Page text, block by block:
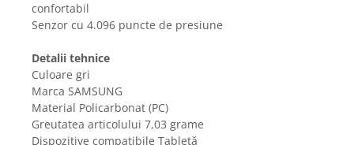
Imbracaminte barbati
Imbracaminte femei
Imbracaminte si Incaltaminte copii
Incaltaminte barbati
Incaltaminte femei
Ochelari de soare
Ochelari de vedere
confortabil
Senzor cu 4.096 puncte de presiune
Detalii tehnice
Culoare gri
Marca SAMSUNG
Material Policarbonat (PC)
Greutatea articolului 7,03 grame
Dispozitive compatibile Tabletă